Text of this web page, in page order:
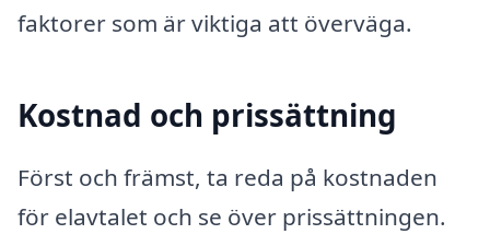
faktorer som är viktiga att överväga.
Kostnad och prissättning
Först och främst, ta reda på kostnaden
för elavtalet och se över prissättningen.